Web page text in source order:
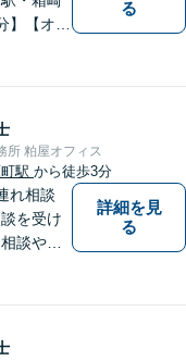
】【オン
まで、
債権回
おりま
る
所 粕屋オフィス
駅 から徒歩3分
れ相談
を受け
談や出
安心し
詳細を見
る